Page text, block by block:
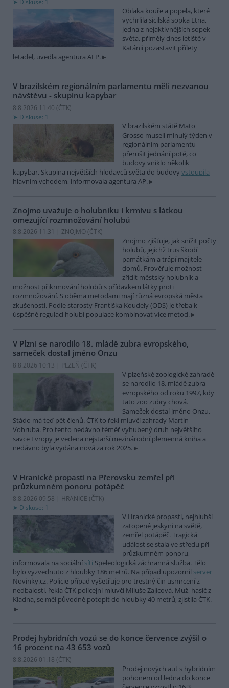
Diskuse: 1
Oblaka kouře a popela, které
vychrlila sicilská sopka Etna,
jedna z nejaktivnějších sopek
světa, přiměly dnes letiště v
Katánii pozastavit přílety
letadel, uvedla agentura AFP.
V brazilském regionálním parlamentu měli nezvanou
návštěvu - skupinu kapybar
8.8.2026 11:40 (ČTK)
Diskuse: 1
V brazilském státě Mato
Grosso museli minulý týden v
regionálním parlamentu
přerušit jednání poté, co
budovy vniklo několik
kapybar. Skupina největších hlodavců světa do budovy vstoupila
hlavním vchodem, informovala agentura AP.
Znojmo uvažuje o holubníku i krmivu s látkou
omezující rozmnožování holubů
8.8.2026 11:31 | ZNOJMO (ČTK)
Znojmo zjišťuje, jak snížit počty
holubů, jejichž trus škodí
památkám a trápí majitele
domů. Prověřuje možnost
zřídit městský holubník a
možnost přikrmování holubů s přídavkem látky proti
rozmnožování. S oběma metodami mají různá evropská města
zkušenosti. Podle starosty Františka Koudely (ODS) je třeba k
úspěšné regulaci holubí populace kombinovat více metod.
V Plzni se narodilo 18. mládě zubra evropského,
sameček dostal jméno Onzu
8.8.2026 10:13 | PLZEŇ (ČTK)
V plzeňské zoologické zahradě
se narodilo 18. mládě zubra
evropského od roku 1997, kdy
tato zoo zubry chová.
Sameček dostal jméno Onzu.
Stádo má teď pět členů. ČTK to řekl mluvčí zahrady Martin
Vobruba. Pro tento nedávno téměř vyhubený druh největšího
savce Evropy je vedena nejstarší mezinárodní plemenná kniha a
nedávno byla vydána nová za rok 2025.
V Hranické propasti na Přerovsku zemřel při
průzkumném ponoru potápěč
8.8.2026 09:58 | HRANICE (ČTK)
Diskuse: 1
V Hranické propasti, nejhlubší
zatopené jeskyni na světě,
zemřel potápěč. Tragická
událost se stala ve středu při
průzkumném ponoru,
informovala na sociální síti Speleologická záchranná služba. Tělo
bylo vyzvednuto z hloubky 186 metrů. Na případ upozornil server
Novinky.cz. Policie případ vyšetřuje pro trestný čin usmrcení z
nedbalosti, řekla ČTK policejní mluvčí Miluše Zajícová. Muž, hasič z
Kladna, se měl původně potopit do hloubky 40 metrů, zjistila ČTK.
Prodej hybridních vozů se do konce července zvýšil o
16 procent na 43 653 vozů
8.8.2026 01:18 (ČTK)
Prodej nových aut s hybridním
pohonem od ledna do konce